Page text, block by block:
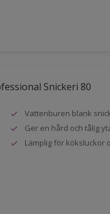
Snickeri 80
Vattenburen blank
Ger en hård och tålig
Lämplig för köksluckor